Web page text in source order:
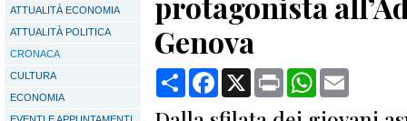
ATTUALITÀ ECONOMIA
ATTUALITÀ POLITICA
CRONACA
CULTURA
ECONOMIA
Genova
CondividiFacebook
X Print WhatsApp